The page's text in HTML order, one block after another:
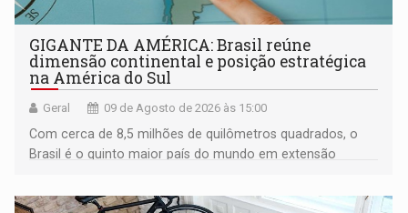
GIGANTE DA AMÉRICA: Brasil reúne
dimensão continental e posição estratégica
na América do Sul
Geral 09 de Agosto de 2026 às 15:00
Com cerca de 8,5 milhões de quilômetros quadrados, o
Brasil é o quinto maior país do mundo em extensão